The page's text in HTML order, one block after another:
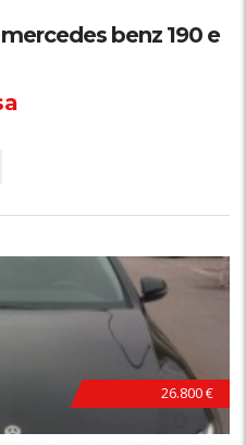
benz 190 e
26.800 €